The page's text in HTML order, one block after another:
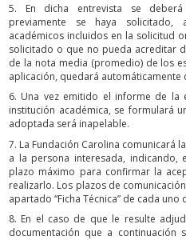
5. En dicha entrevista se
previamente se haya
académicos incluidos en la solicitud
solicitado o que no pueda acreditar
de la nota media (promedio) de los
aplicación, quedará
6. Una vez emitido el informe de la
institución académica, se formulará
adoptada será inapelable.
7. La Fundación Carolina comunicará
a la persona interesada,
plazo máximo para confirmar la
realizarlo. Los plazos de
apartado “Ficha Técnica” de cada
8. En el caso de que le resulte
documentación que a